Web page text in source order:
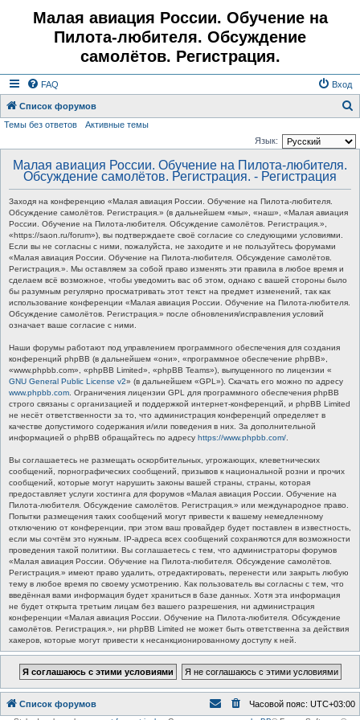
Малая авиация России. Обучение на
Пилота-любителя. Обсуждение
самолётов. Регистрация.
FAQ Вход
Список форумов
Темы без ответов
Активные темы
Язык:
Малая авиация России. Обучение на Пилота-любителя.
Обсуждение самолётов. Регистрация. - Регистрация
Заходя на конференцию «Малая авиация России. Обучение на Пилота-любителя.
Обсуждение самолётов. Регистрация.» (в дальнейшем «мы», «наш», «Малая авиация
России. Обучение на Пилота-любителя. Обсуждение самолётов. Регистрация.»,
«https://saon.ru/forum»), вы подтверждаете своё согласие со следующими условиями.
Если вы не согласны с ними, пожалуйста, не заходите и не пользуйтесь форумами
«Малая авиация России. Обучение на Пилота-любителя. Обсуждение самолётов.
Регистрация.». Мы оставляем за собой право изменять эти правила в любое время и
сделаем всё возможное, чтобы уведомить вас об этом, однако с вашей стороны было
бы разумным регулярно просматривать этот текст на предмет изменений, так как
использование конференции «Малая авиация России. Обучение на Пилота-любителя.
Обсуждение самолётов. Регистрация.» после обновления/исправления условий
означает ваше согласие с ними.
Наши форумы работают под управлением программного обеспечения для создания
конференций phpBB (в дальнейшем «они», «программное обеспечение phpBB»,
«www.phpbb.com», «phpBB Limited», «phpBB Teams»), выпущенного по лицензии «
GNU General Public License v2» (в дальнейшем «GPL»). Скачать его можно по адресу
www.phpbb.com . Ограничения лицензии GPL для программного обеспечения phpBB
строго связаны с организацией и поддержкой интернет-конференций, и phpBB Limited
не несёт ответственности за то, что администрация конференций определяет в
качестве допустимого содержания и/или поведения в них. За дополнительной
информацией о phpBB обращайтесь по адресу https://www.phpbb.com/
Вы соглашаетесь не размещать оскорбительных, угрожающих, клеветнических
сообщений, порнографических сообщений, призывов к национальной розни и прочих
сообщений, которые могут нарушить законы вашей страны, страны, которая
предоставляет услуги хостинга для форумов «Малая авиация России. Обучение на
Пилота-любителя. Обсуждение самолётов. Регистрация.» или международное право.
Попытки размещения таких сообщений могут привести к вашему немедленному
отключению от конференции, при этом ваш провайдер будет поставлен в известность,
если мы сочтём это нужным. IP-адреса всех сообщений сохраняются для возможности
проведения такой политики. Вы соглашаетесь с тем, что администраторы форумов
«Малая авиация России. Обучение на Пилота-любителя. Обсуждение самолётов.
Регистрация.» имеют право удалить, отредактировать, перенести или закрыть любую
тему в любое время по своему усмотрению. Как пользователь вы согласны с тем, что
введённая вами информация будет храниться в базе данных. Хотя эта информация
не будет открыта третьим лицам без вашего разрешения, ни администрация
конференции «Малая авиация России. Обучение на Пилота-любителя. Обсуждение
самолётов. Регистрация.», ни phpBB Limited не может быть ответственна за действия
хакеров, которые могут привести к несанкционированному доступу к ней.
Список форумов Часовой пояс: UTC+03:00